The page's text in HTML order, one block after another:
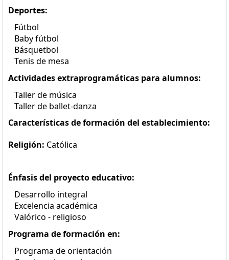
Deportes:
Fútbol
Baby fútbol
Básquetbol
Tenis de mesa
Actividades extraprogramáticas para alumnos:
Taller de música
Taller de ballet-danza
Características de formación del establecimiento:
Religión: Católica
Énfasis del proyecto educativo:
Desarrollo integral
Excelencia académica
Valórico - religioso
Programa de formación en:
Programa de orientación